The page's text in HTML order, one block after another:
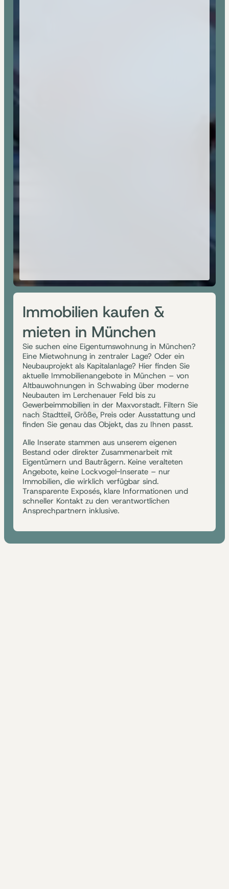
Immobilien kaufen &
mieten in München
Sie suchen eine Eigentumswohnung in München?
Eine Mietwohnung in zentraler Lage? Oder ein
Neubauprojekt als Kapitalanlage? Hier finden Sie
aktuelle Immobilienangebote in München – von
Altbauwohnungen in Schwabing über moderne
Neubauten im Lerchenauer Feld bis zu
Gewerbeimmobilien in der Maxvorstadt. Filtern Sie
nach Stadtteil, Größe, Preis oder Ausstattung und
finden Sie genau das Objekt, das zu Ihnen passt.
Alle Inserate stammen aus unserem eigenen
Bestand oder direkter Zusammenarbeit mit
Eigentümern und Bauträgern. Keine veralteten
Angebote, keine Lockvogel-Inserate – nur
Immobilien, die wirklich verfügbar sind.
Transparente Exposés, klare Informationen und
schneller Kontakt zu den verantwortlichen
Ansprechpartnern inklusive.